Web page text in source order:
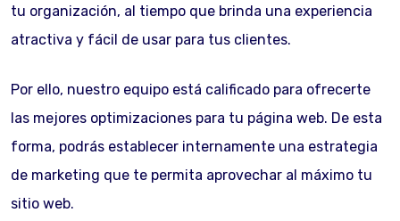
tu organización, al tiempo que brinda una experiencia
atractiva y fácil de usar para tus clientes.
Por ello, nuestro equipo está calificado para ofrecerte
las mejores optimizaciones para tu página web. De esta
forma, podrás establecer internamente una estrategia
de marketing que te permita aprovechar al máximo tu
sitio web.